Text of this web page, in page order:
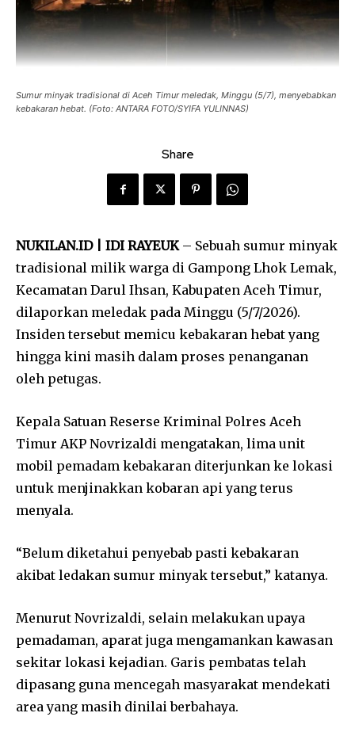
Sumur minyak tradisional di Aceh Timur meledak, Minggu (5/7), menyebabkan
kebakaran hebat. (Foto: ANTARA FOTO/SYIFA YULINNAS)
Share
NUKILAN.ID | IDI RAYEUK– Sebuah sumur minyak
tradisional milik warga di Gampong Lhok Lemak,
Kecamatan Darul Ihsan, Kabupaten Aceh Timur,
dilaporkan meledak pada Minggu (5/7/2026).
Insiden tersebut memicu kebakaran hebat yang
hingga kini masih dalam proses penanganan
oleh petugas.
Kepala Satuan Reserse Kriminal Polres Aceh
Timur AKP Novrizaldi mengatakan, lima unit
mobil pemadam kebakaran diterjunkan ke lokasi
untuk menjinakkan kobaran api yang terus
menyala.
“Belum diketahui penyebab pasti kebakaran
akibat ledakan sumur minyak tersebut,” katanya.
Menurut Novrizaldi, selain melakukan upaya
pemadaman, aparat juga mengamankan kawasan
sekitar lokasi kejadian. Garis pembatas telah
dipasang guna mencegah masyarakat mendekati
area yang masih dinilai berbahaya.